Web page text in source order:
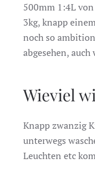
500mm 1:4L
3kg, knapp
noch so
abgesehen,
Wieviel
Knapp zwanzig
unterwegs
Leuchten etc